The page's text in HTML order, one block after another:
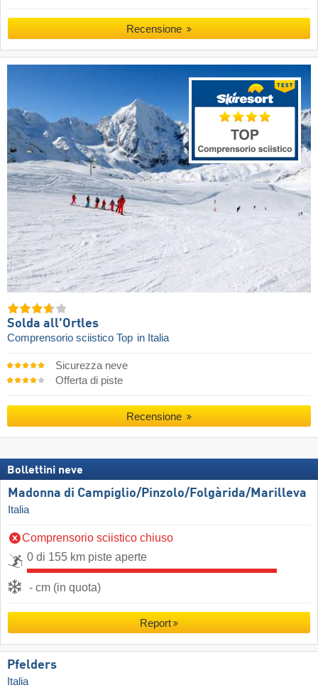
Recensione
Solda all'Ortles
Comprensorio sciistico Top in Italia
Sicurezza neve
Offerta di piste
Recensione
Bollettini neve
Madonna di Campiglio/​Pinzolo/​Folgàrida/​Marilleva
Italia
Comprensorio sciistico chiuso
0 di 155 km piste aperte
- cm (in quota)
Report
Pfelders
Italia